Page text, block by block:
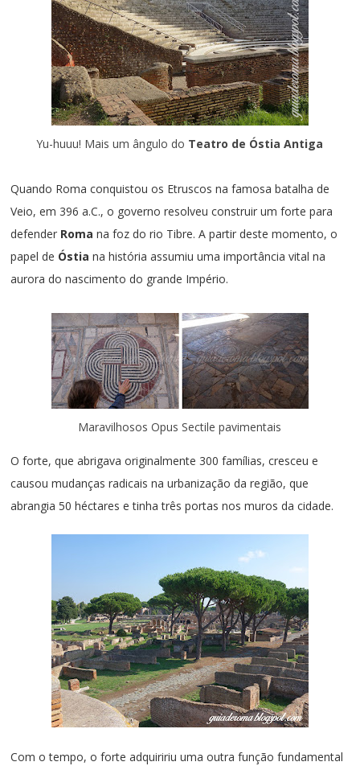
Yu-huuu! Mais um ângulo do Teatro de Óstia Antiga
Quando Roma conquistou os Etruscosna famosa batalha de
Veio, em 396 a.C., o governo resolveu construir um forte para
defender Roma na foz do rio Tibre.A partir deste momento, o
papel de Óstiana história assumiu uma importância vital na
aurora do nascimento do grande Império.
Maravilhosos Opus Sectile pavimentais
O forte, que abrigava originalmente 300 famílias, cresceu e
causou mudanças radicais na urbanização da região, que
abrangia 50 héctares e tinha três portas nos muros da cidade.
Com o tempo, o forte adquiririu uma outra função fundamental